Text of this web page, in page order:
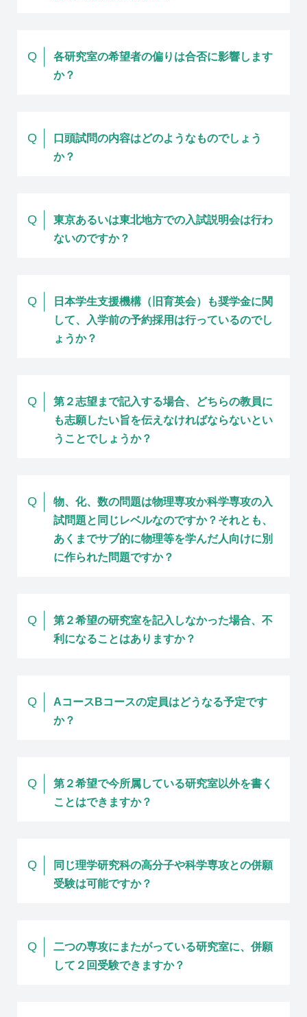
Q
各研究室の希望者の偏りは合否に影響します
か？
Q
口頭試問の内容はどのようなものでしょう
か？
Q
東京あるいは東北地方での入試説明会は行わ
ないのですか？
Q
日本学生支援機構（旧育英会）も奨学金に関
して、入学前の予約採用は行っているのでし
ょうか？
Q
第２志望まで記入する場合、どちらの教員に
も志願したい旨を伝えなければならないとい
うことでしょうか？
Q
物、化、数の問題は物理専攻か科学専攻の入
試問題と同じレベルなのですか？それとも、
あくまでサブ的に物理等を学んだ人向けに別
に作られた問題ですか？
Q
第２希望の研究室を記入しなかった場合、不
利になることはありますか？
Q
AコースBコースの定員はどうなる予定です
か？
Q
第２希望で今所属している研究室以外を書く
ことはできますか？
Q
同じ理学研究科の高分子や科学専攻との併願
受験は可能ですか？
Q
二つの専攻にまたがっている研究室に、併願
して２回受験できますか？